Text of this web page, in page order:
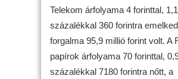
Telekom árfolyama 4 forinttal,
százalékkal 360 forintra
forgalma 95,9 millió forint volt. A
papírok árfolyama 70 forinttal,
százalékkal 7180 forintra nőtt, a